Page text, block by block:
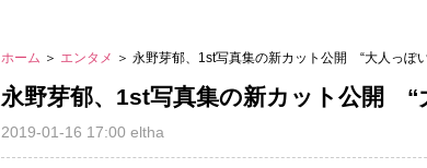
ホーム ＞ エンタメ ＞ 永野芽郁、1st写真集の新カット公開 “大人っぽ
永野芽郁、1st写真集の新カット公開 “
2019-01-16 17:00 eltha